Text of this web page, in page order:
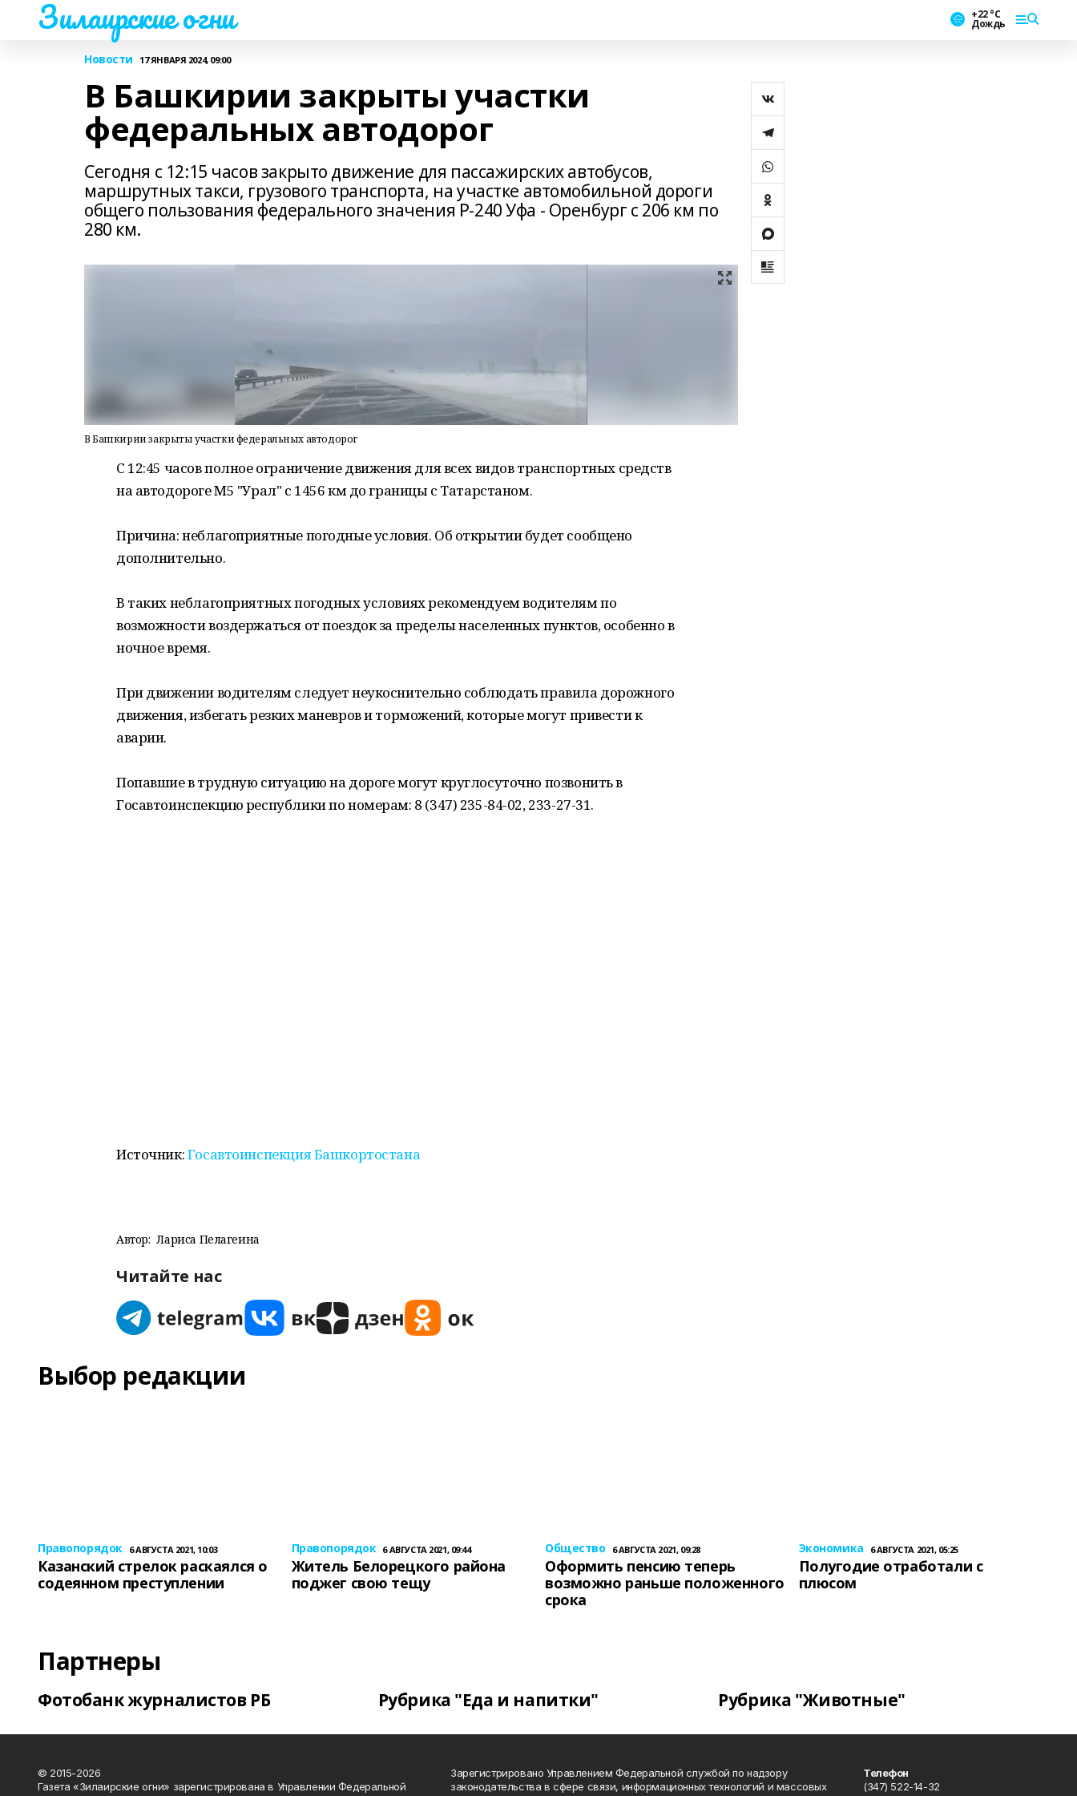
Зилаирские огни +22 °С
Дождь
Новости 17 ЯНВАРЯ 2024, 09:00
В Башкирии закрыты участки
федеральных автодорог
Сегодня с 12:15 часов закрыто движение для пассажирских автобусов,
маршрутных такси, грузового транспорта, на участке автомобильной дороги
общего пользования федерального значения Р-240 Уфа - Оренбург с 206 км по
280 км.
В Башкирии закрыты участки федеральных автодорог
С 12:45 часов полное ограничение движения для всех видов транспортных средств
на автодороге М5 "Урал" с 1456 км до границы с Татарстаном.
Причина: неблагоприятные погодные условия. Об открытии будет сообщено
дополнительно.
В таких неблагоприятных погодных условиях рекомендуем водителям по
возможности воздержаться от поездок за пределы населенных пунктов, особенно в
ночное время.
При движении водителям следует неукоснительно соблюдать правила дорожного
движения, избегать резких маневров и торможений, которые могут привести к
аварии.
Попавшие в трудную ситуацию на дороге могут круглосуточно позвонить в
Госавтоинспекцию республики по номерам: 8 (347) 235-84-02, 233-27-31.
Источник:Госавтоинспекция Башкортостана
Автор: Лариса Пелагеина
Читайте нас
Выбор редакции
Правопорядок 6 АВГУСТА 2021, 10:03
Казанский стрелок раскаялся о
содеянном преступлении
Правопорядок 6 АВГУСТА 2021, 09:44
Житель Белорецкого района
поджег свою тещу
Общество 6 АВГУСТА 2021, 09:28
Оформить пенсию теперь
возможно раньше положенного
срока
Экономика 6 АВГУСТА 2021, 05:25
Полугодие отработали с
плюсом
Партнеры
Фотобанк журналистов РБ Рубрика "Еда и напитки" Рубрика "Животные"
© 2015-2026
Газета «Зилаирские огни» зарегистрирована в Управлении Федеральной
Зарегистрировано Управлением Федеральной службой по надзору
законодательства в сфере связи, информационных технологий и массовых
Телефон
(347) 522-14-32